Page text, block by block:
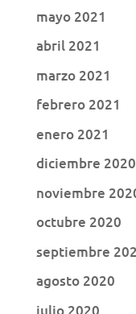
mayo 2021
abril 2021
marzo 2021
febrero 2021
enero 2021
diciembre 2020
noviembre
octubre 2020
septiembre
agosto 2020
julio 2020